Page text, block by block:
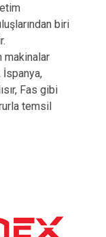
biri
makinalar
Fas gibi
temsil